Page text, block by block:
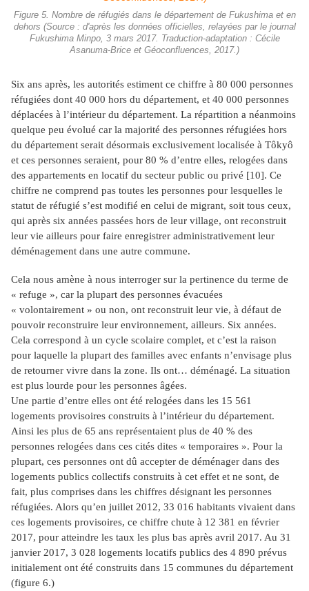
Figure 5. Nombre de réfugiés dans le département de Fukushima et en
dehors (Source : d'après les données officielles, relayées par le journal
Fukushima Minpo, 3 mars 2017. Traduction-adaptation : Cécile
Asanuma-Brice et Géoconfluences, 2017.)
Six ans après, les autorités estiment ce chiffre à 80 000 personnes
réfugiées dont 40 000 hors du département, et 40 000 personnes
déplacées à l’intérieur du département. La répartition a néanmoins
quelque peu évolué car la majorité des personnes réfugiées hors
du département serait désormais exclusivement localisée à Tôkyô
et ces personnes seraient, pour 80 % d’entre elles, relogées dans
des appartements en locatif du secteur public ou privé [10]. Ce
chiffre ne comprend pas toutes les personnes pour lesquelles le
statut de réfugié s’est modifié en celui de migrant, soit tous ceux,
qui après six années passées hors de leur village, ont reconstruit
leur vie ailleurs pour faire enregistrer administrativement leur
déménagement dans une autre commune.
Cela nous amène à nous interroger sur la pertinence du terme de
« refuge », car la plupart des personnes évacuées
« volontairement » ou non, ont reconstruit leur vie, à défaut de
pouvoir reconstruire leur environnement, ailleurs. Six années.
Cela correspond à un cycle scolaire complet, et c’est la raison
pour laquelle la plupart des familles avec enfants n’envisage plus
de retourner vivre dans la zone. Ils ont… déménagé. La situation
est plus lourde pour les personnes âgées.
Une partie d’entre elles ont été relogées dans les 15 561
logements provisoires construits à l’intérieur du département.
Ainsi les plus de 65 ans représentaient plus de 40 % des
personnes relogées dans ces cités dites « temporaires ». Pour la
plupart, ces personnes ont dû accepter de déménager dans des
logements publics collectifs construits à cet effet et ne sont, de
fait, plus comprises dans les chiffres désignant les personnes
réfugiées. Alors qu’en juillet 2012, 33 016 habitants vivaient dans
ces logements provisoires, ce chiffre chute à 12 381 en février
2017, pour atteindre les taux les plus bas après avril 2017. Au 31
janvier 2017, 3 028 logements locatifs publics des 4 890 prévus
initialement ont été construits dans 15 communes du département
(figure 6.)